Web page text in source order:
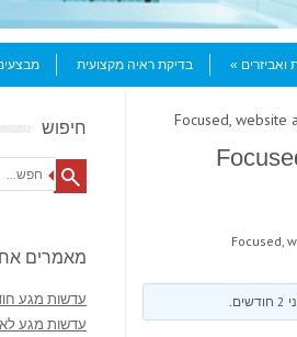
ואביזרים בדיקת ראיה מקצועית
> Focused,
Focused,
חיפוש
Search
מאמרים
עדשות מגע
עדשות מגע